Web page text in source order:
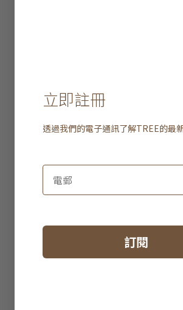
立即註冊
透過我們的電子通訊了解TREE的最
訂閱